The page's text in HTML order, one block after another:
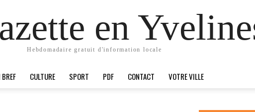
en
Hebdomadaire gratuit d'information locale
BREF CULTURE SPORT PDF CONTACT VOTRE VILLE